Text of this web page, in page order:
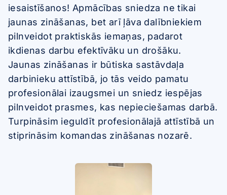
iesaistīšanos! Apmācības sniedza ne tikai
jaunas zināšanas, bet arī ļāva dalībniekiem
pilnveidot praktiskās iemaņas, padarot
ikdienas darbu efektīvāku un drošāku.
Jaunas zināšanas ir būtiska sastāvdaļa
darbinieku attīstībā, jo tās veido pamatu
profesionālai izaugsmei un sniedz iespējas
pilnveidot prasmes, kas nepieciešamas darbā.
Turpināsim ieguldīt profesionālajā attīstībā un
stiprināsim komandas zināšanas nozarē.